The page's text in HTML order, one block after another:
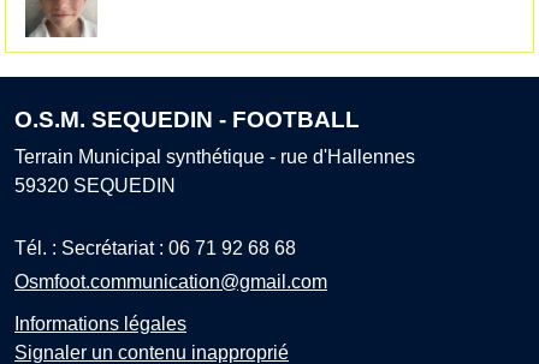
O.S.M. SEQUEDIN - FOOTBALL
Terrain Municipal synthétique - rue d'Hallennes
59320 SEQUEDIN
Tél. : Secrétariat : 06 71 92 68 68
Osmfoot.communication@gmail.com
Informations légales
Signaler un contenu inapproprié